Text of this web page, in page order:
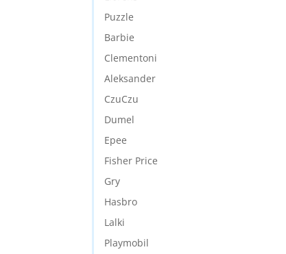
Puzzle
Barbie
Clementoni
Aleksander
CzuCzu
Dumel
Epee
Fisher Price
Gry
Hasbro
Lalki
Playmobil